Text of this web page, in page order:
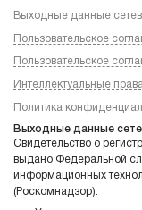
Выходные данные
Пользовательское
Пользовательское
Интеллектуальные
Политика
Выходные данные
Свидетельство о
выдано Федеральной
информационных
(Роскомнадзор).